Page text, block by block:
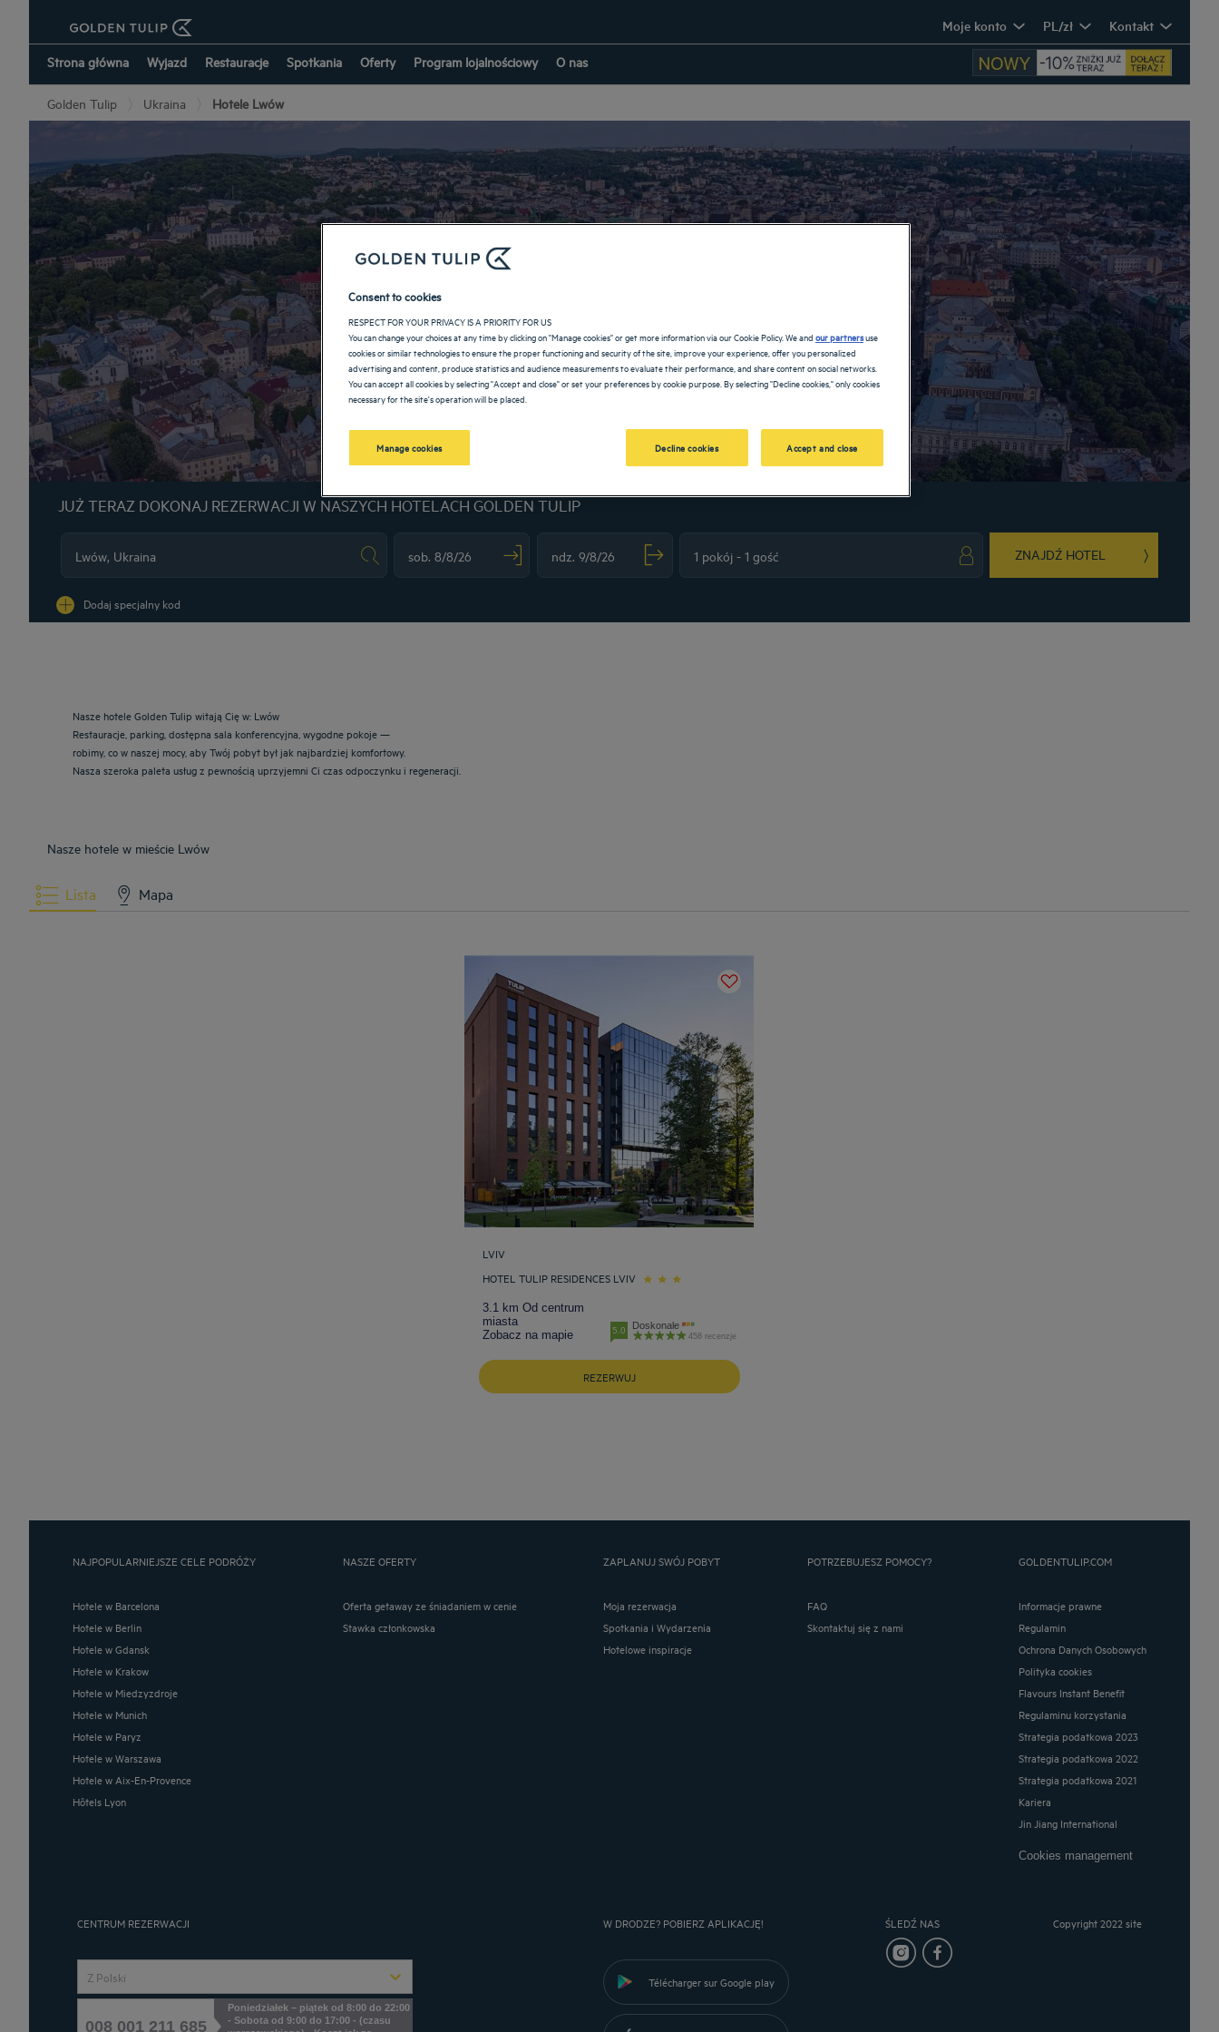
Moje konto PL/zł Kontakt
Strona główna Wyjazd Restauracje Spotkania Oferty Program lojalnościowy O nas
Golden Tulip Ukraina Hotele Lwów
Hotele w: Lwów
POWRÓT NA STRONĘ UKRAINA
JUŻ TERAZ DOKONAJ REZERWACJI W NASZYCH HOTELACH GOLDEN TULIP
ZNAJDŹ HOTEL
Dodaj specjalny kod
Nasze hotele Golden Tulip witają Cię w: Lwów
Restauracje, parking, dostępna sala konferencyjna, wygodne pokoje —
robimy, co w naszej mocy, aby Twój pobyt był jak najbardziej komfortowy.
Nasza szeroka paleta usług z pewnością uprzyjemni Ci czas odpoczynku i regeneracji.
Nasze hotele w mieście Lwów
Lista Mapa
LVIV
HOTEL TULIP RESIDENCES LVIV
3.1 km Od centrum
miasta
Zobacz na mapie
5.0 Doskonale
458 recenzje
REZERWUJ
NAJPOPULARNIEJSZE CELE PODRÓŻY
Hotele w Barcelona
Hotele w Berlin
Hotele w Gdansk
Hotele w Krakow
Hotele w Miedzyzdroje
Hotele w Munich
Hotele w Paryz
Hotele w Warszawa
Hotele w Aix-En-Provence
Hôtels Lyon
NASZE OFERTY
Oferta getaway ze śniadaniem w cenie
Stawka członkowska
ZAPLANUJ SWÓJ POBYT
Moja rezerwacja
Spotkania i Wydarzenia
Hotelowe inspiracje
POTRZEBUJESZ POMOCY?
FAQ
Skontaktuj się z nami
GOLDENTULIP.COM
Informacje prawne
Regulamin
Ochrona Danych Osobowych
Polityka cookies
Flavours Instant Benefit
Regulaminu korzystania
Strategia podatkowa 2023
Strategia podatkowa 2022
Strategia podatkowa 2021
Kariera
Jin Jiang International
Cookies management
CENTRUM REZERWACJI
Z Polski
008 001 211 685
Poniedziałek – piątek od 8:00 do 22:00
- Sobota od 9:00 do 17:00 - (czasu
W DRODZE? POBIERZ APLIKACJĘ!
Télécharger sur Google play
ŚLEDŹ NAS Copyright 2022 site
Consent to cookies
RESPECT FOR YOUR PRIVACY IS A PRIORITY FOR US
You can change your choices at any time by clicking on "Manage cookies" or get more information via our Cookie Policy. We andour partnersuse
cookies or similar technologies to ensure the proper functioning and security of the site, improve your experience, offer you personalized
advertising and content, produce statistics and audience measurements to evaluate their performance, and share content on social networks.
You can accept all cookies by selecting "Accept and close" or set your preferences by cookie purpose. By selecting "Decline cookies," only cookies
necessary for the site's operation will be placed.
Manage cookies Decline cookies Accept and close